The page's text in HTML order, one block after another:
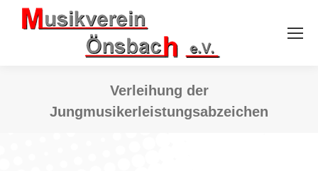
Verleihung der
Jungmusikerleistungsabzeichen